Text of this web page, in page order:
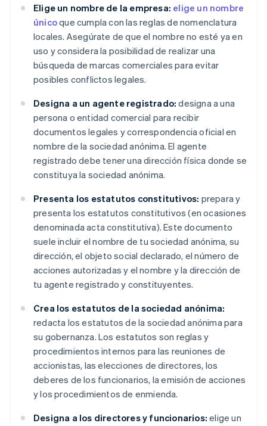
Elige un nombre de la empresa: elige un nombre
únicoque cumpla con las reglas de nomenclatura
locales. Asegúrate de que el nombre no esté ya en
uso y considera la posibilidad de realizar una
búsqueda de marcas comerciales para evitar
posibles conflictos legales.
Designa a un agente registrado: designa a una
persona o entidad comercial para recibir
documentos legales y correspondencia oficial en
nombre de la sociedad anónima. El agente
registrado debe tener una dirección física donde se
constituya la sociedad anónima.
Presenta los estatutos constitutivos: prepara y
presenta los estatutos constitutivos (en ocasiones
denominada acta constitutiva). Este documento
suele incluir el nombre de tu sociedad anónima, su
dirección, el objeto social declarado, el número de
acciones autorizadas y el nombre y la dirección de
tu agente registrado y constituyentes.
Crea los estatutos de la sociedad anónima:
redacta los estatutos de la sociedad anónima para
su gobernanza. Los estatutos son reglas y
procedimientos internos para las reuniones de
accionistas, las elecciones de directores, los
deberes de los funcionarios, la emisión de acciones
y los procedimientos de enmienda.
Designa a los directores y funcionarios: elige un